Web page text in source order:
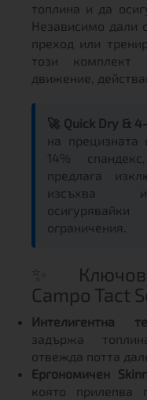
топлина и да
Независимо дали
преход или
този
движение,
🚀 Quick Dry &
на
14%
предлага
изсъхва
ограничения.
✨
Campo Tact
Интелигентна
задържа
отвежда потта
Ергономичен
която прилепва